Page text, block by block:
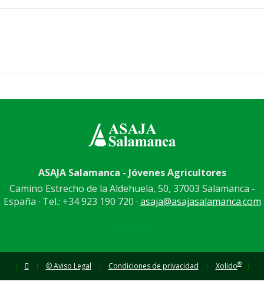
ASAJA Salamanca - Jóvenes Agricultores
Camino Estrecho de la Aldehuela, 50, 37003 Salamanca -
España · Tel.: +34 923 190 720 · asaja@asajasalamanca.com
| | © Aviso Legal | Condiciones de privacidad | Xolido® |